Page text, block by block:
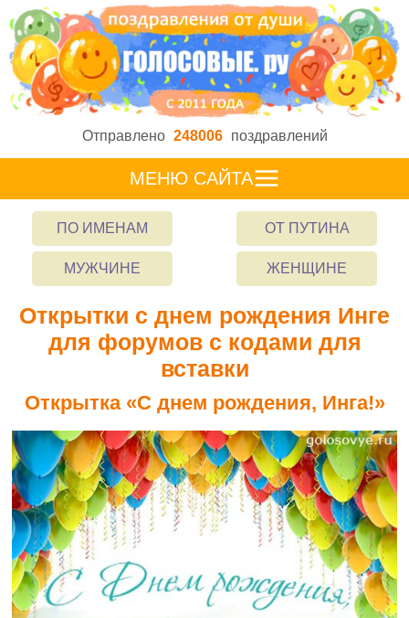
Отправлено 248006 поздравлений
МЕНЮ САЙТА
ПО ИМЕНАМ ОТ ПУТИНА
МУЖЧИНЕ ЖЕНЩИНЕ
Открытки с днем рождения Инге
для форумов с кодами для
вставки
Открытка «С днем рождения, Инга!»